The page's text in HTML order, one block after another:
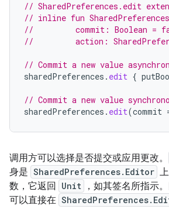
// SharedPreferences.edit
// inline fun
//         commit: Boolean =
//         action:
// Commit a new value
sharedPreferences . edit {
// Commit a new value
sharedPreferences . edit(commit
调用方可以选择是否提交或应用更改。
身是 SharedPreferences.Editor
数，它返回
Unit
，如其签名所指示
可以直接在